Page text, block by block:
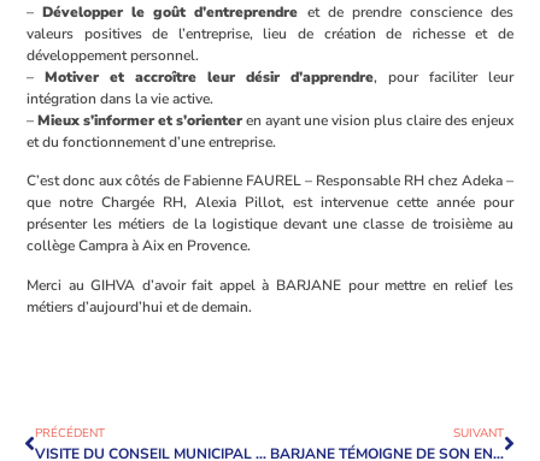
–Développer le goût d’entreprendre et de prendre conscience des
valeurs positives de l’entreprise, lieu de création de richesse et de
développement personnel.
– Motiver et accroître leur désir d’apprendre, pour faciliter leur
intégration dans la vie active.
–Mieux s’informer et s’orienteren ayant une vision plus claire des enjeux
et du fonctionnement d’une entreprise.
C’est donc aux côtés de Fabienne FAUREL – Responsable RH chez Adeka –
que notre Chargée RH, Alexia Pillot, est intervenue cette année pour
présenter les métiers de la logistique devant une classe de troisième au
collège Campra à Aix en Provence.
Merci au GIHVA d’avoir fait appel à BARJANE pour mettre en relief les
métiers d’aujourd’hui et de demain.
PRÉCÉDENT
VISITE DU CONSEIL MUNICIPAL D’ENSUÈS-LA-REDONNE SUR LE PARC DES BRÉGUIÈRES
SUIVANT
BARJANE TÉMOIGNE DE SON ENGAGEMENT EN FAVEUR DE LA BIODIVERSITÉ LORS DE LA CONVENTION LUCIE 2021